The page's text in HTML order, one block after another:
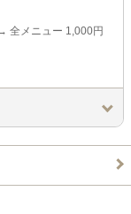
全メニュー 1,000円